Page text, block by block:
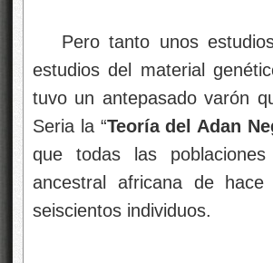
Pero tanto unos
estudios del material
tuvo un antepasado varón
Seria la “Teoría del Adan
que todas las
ancestral africana de
seiscientos individuos.